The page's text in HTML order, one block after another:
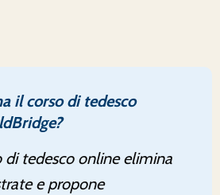
il corso di tedesco
di tedesco online elimina
e propone